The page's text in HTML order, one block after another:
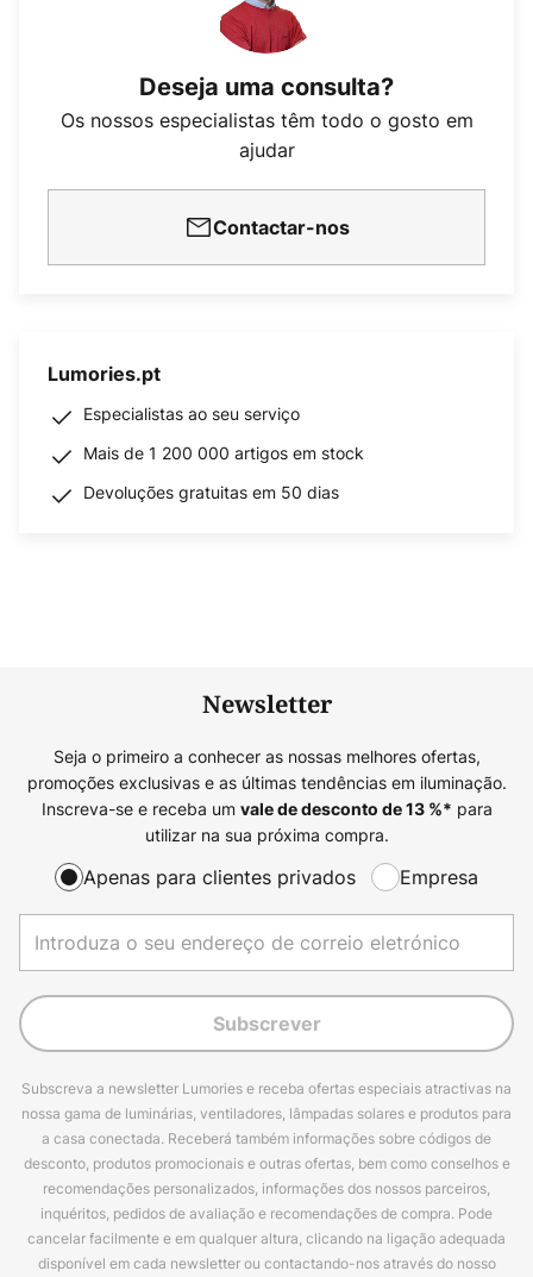
Deseja uma consulta?
Os nossos especialistas têm todo o gosto em
ajudar
Contactar-nos
Lumories.pt
Especialistas ao seu serviço
Mais de 1 200 000 artigos em stock
Devoluções gratuitas em 50 dias
Newsletter
Seja o primeiro a conhecer as nossas melhores ofertas,
promoções exclusivas e as últimas tendências em iluminação.
Inscreva-se e receba um vale de desconto de13%* para
utilizar na sua próxima compra.
Apenas para clientes privados Empresa
Subscrever
Subscreva a newsletter Lumories e receba ofertas especiais atractivas na
nossa gama de luminárias, ventiladores, lâmpadas solares e produtos para
a casa conectada. Receberá também informações sobre códigos de
desconto, produtos promocionais e outras ofertas, bem como conselhos e
recomendações personalizados, informações dos nossos parceiros,
inquéritos, pedidos de avaliação e recomendações de compra. Pode
cancelar facilmente e em qualquer altura, clicando na ligação adequada
disponível em cada newsletter ou contactando-nos através do nosso